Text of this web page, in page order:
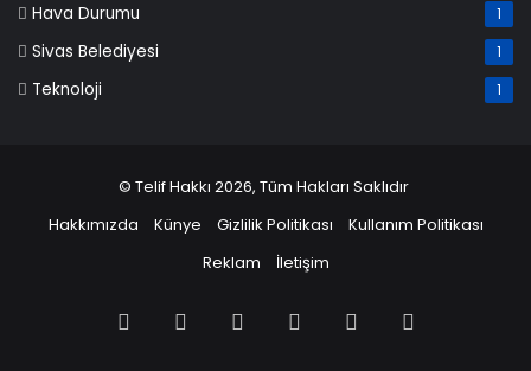
Hava Durumu 1
Sivas Belediyesi 1
Teknoloji 1
© Telif Hakkı 2026, Tüm Hakları Saklıdır
Hakkımızda
Künye Gizlilik Politikası
Kullanım Politikası
Reklam
İletişim
Facebook PinterestLinkedInYouTube